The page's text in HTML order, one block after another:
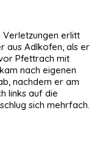
Verletzungen erlitt
aus Adlkofen, als er
Pfettrach mit
nach eigenen
nachdem er am
links auf die
sich mehrfach.